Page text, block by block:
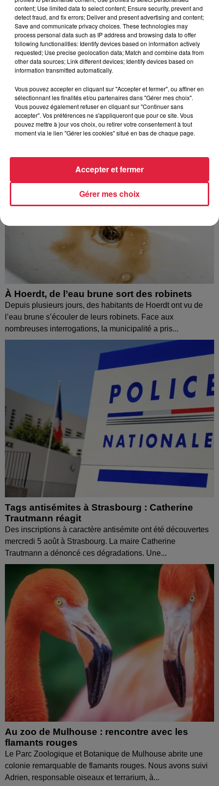
6 août 2026
Au zoo de Mulhouse : rencontre
avec les flamants rouges
À découvrir également
À Hoerdt, de l’eau brune sort des robinets
Depuis plusieurs jours, des habitants de Hoerdt ont vu de
l’eau brune s’écouler de leurs robinets. Face aux
nombreuses interrogations, la municipalité a pris...
Tags antisémites à Strasbourg : Catherine
Trautmann réagit
Des inscriptions à caractère antisémite ont été découvertes
mercredi 5 août à Strasbourg. La maire Catherine
Trautmann a dénoncé ces dégradations. Une...
Au zoo de Mulhouse : rencontre avec les
flamants rouges
Le Parc Zoologique et Botanique de Mulhouse abrite une
colonie remarquable de flamants rouges. Nous avons suivi
Adrien, responsable oiseaux et terrarium, à...
content; Use limited data to select content; Ensure security, prevent and
detect fraud, and fix errors; Deliver and present advertising and content;
Save and communicate privacy choices. These technologies may
process personal data such as IP address and browsing data to offer
following functionalities: Identify devices based on information actively
requested; Use precise geolocation data; Match and combine data from
other data sources; Link different devices; Identify devices based on
information transmitted automatically.
Vous pouvez accepter en cliquant sur "Accepter et fermer", ou affiner en
sélectionnant les finalités et/ou partenaires dans "Gérer mes choix".
Vous pouvez également refuser en cliquant sur "Continuer sans
accepter". Vos préférences ne s'appliqueront que pour ce site. Vous
pouvez mettre à jour vos choix, ou retirer votre consentement à tout
moment via le lien "Gérer les cookies" situé en bas de chaque page.
Gérer mes choix
Accepter et fermer